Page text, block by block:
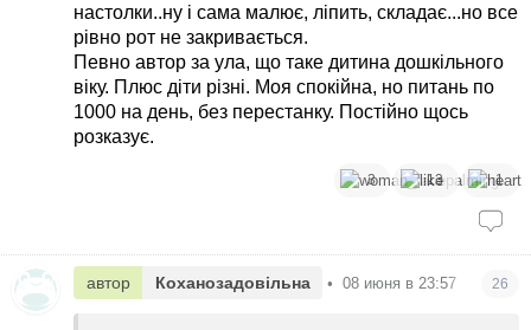
настолки..ну і сама малює, ліпить, складає...но все
рівно рот не закривається.
Певно автор за ула, що таке дитина дошкільного
віку. Плюс діти різні. Моя спокійна, но питань по
1000 на день, без перестанку. Постійно щось
розказує.
3 13 1
автор Коханозадовільна • 08 июня в 23:57 26